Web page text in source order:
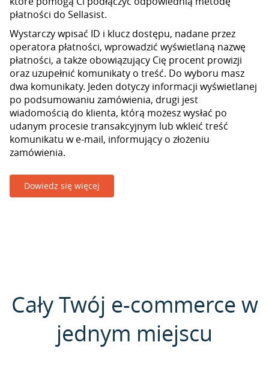
płatności do Sellasist.
Wystarczy wpisać ID i klucz dostępu, nadane przez
operatora płatności, wprowadzić wyświetlaną nazwę
płatności, a także obowiązujący Cię procent prowizji
oraz uzupełnić komunikaty o treść. Do wyboru masz
dwa komunikaty. Jeden dotyczy informacji wyświetlanej
po podsumowaniu zamówienia, drugi jest
wiadomością do klienta, którą możesz wysłać po
udanym procesie transakcyjnym lub wkleić treść
komunikatu w e-mail, informujący o złożeniu
zamówienia.
Dowiedz się więcej
Cały Twój e-commerce w
jednym miejscu